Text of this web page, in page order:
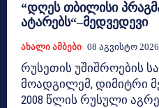
“დღეს თბილისი
ატარებს“–მედვედევი
Ახალი Ამბები 08 Აგვისტო
რუსეთის უშიშროების
მოადგილემ, დიმიტრი
2008 წლის რუსული